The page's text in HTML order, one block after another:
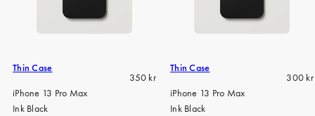
Thin Case
Regular
350 kr
iPhone 13 Pro Max
Ink Black
Thin Case
300 kr
iPhone 13 Pro Max
Ink Black